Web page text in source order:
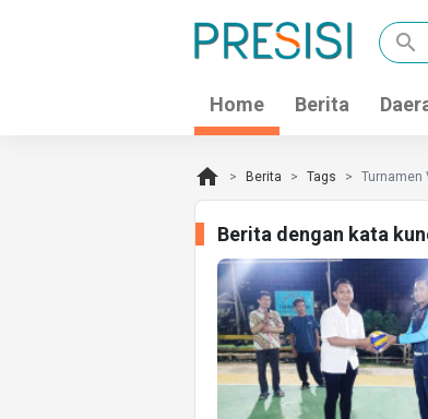
search
Home Berita
home Berita Tags Turnamen
Berita dengan kata